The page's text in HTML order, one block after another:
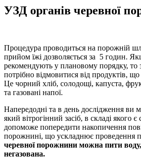
УЗД органів черевної
Процедура проводиться на порожній
прийом їжі дозволяється за 5 годин.
рекомендують у плановому порядку, то
потрібно відмовитися від продуктів,
Це чорний хліб, солодощі, капуста,
та газовані напої.
Напередодні та в день дослідження ви
який вітрогінний засіб, в складі якого
допоможе попередити накопичення
порожнині, що ускладнює проведення
черевної порожнини можна пити
негазована.